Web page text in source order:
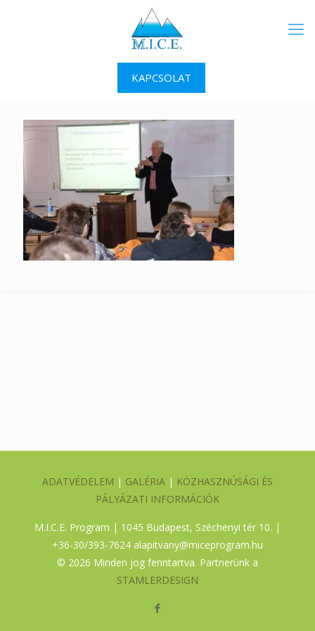
KAPCSOLAT
ADATVÉDELEM | GALÉRIA | KÖZHASZNÚSÁGI ÉS
PÁLYÁZATI INFORMÁCIÓK
M.I.C.E. Program | 1045 Budapest, Széchenyi tér 10. |
+36-30/393-7624 alapitvany@miceprogram.hu
© 2026 Minden jog fenntartva. Partnerünk a
STAMLERDESIGN